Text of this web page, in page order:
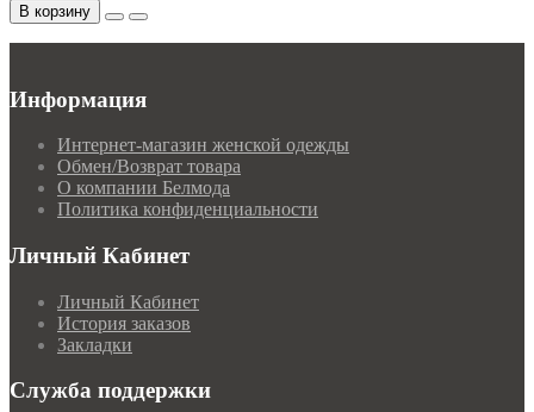
В корзину
Информация
Интернет-магазин женской одежды
Обмен/Возврат товара
О компании Белмода
Политика конфиденциальности
Личный Кабинет
Личный Кабинет
История заказов
Закладки
Служба поддержки